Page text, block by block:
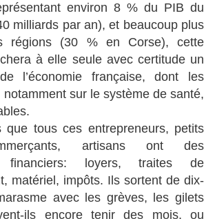
environ 8 % du PIB du
milliards par an), et beaucoup plus
régions (30 % en Corse), cette
à elle seule avec certitude un
l’économie française, dont les
sur le système de santé,
que tous ces entrepreneurs, petits
artisans ont des
financiers: loyers, traites de
matériel, impôts. Ils sortent de dix-
avec les grèves, les gilets
ils encore tenir des mois, ou